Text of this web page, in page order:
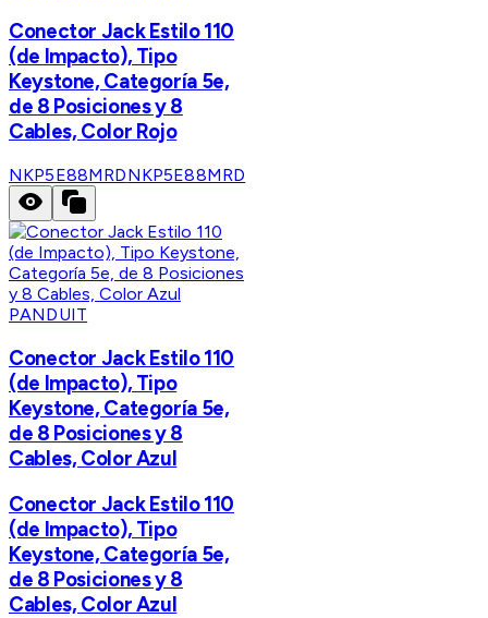
Conector Jack Estilo 110
(de Impacto), Tipo
Keystone, Categoría 5e,
de 8 Posiciones y 8
Cables, Color Rojo
NKP5E88MRDNKP5E88MRD
PANDUIT
Conector Jack Estilo 110
(de Impacto), Tipo
Keystone, Categoría 5e,
de 8 Posiciones y 8
Cables, Color Azul
Conector Jack Estilo 110
(de Impacto), Tipo
Keystone, Categoría 5e,
de 8 Posiciones y 8
Cables, Color Azul